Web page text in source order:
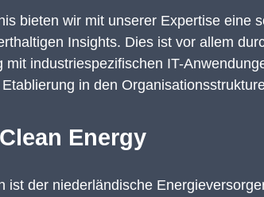
bieten wir mit unserer Expertise eine
Insights. Dies ist vor allem
mit industriespezifischen IT-
in den
Energy
ist der niederländische